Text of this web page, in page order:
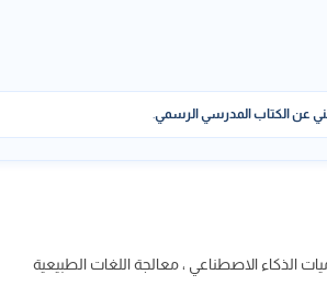
عن الكتاب المدرسي الرسمي.
الذكاء الاصطناعي ، معالجة اللغات الطبيعية